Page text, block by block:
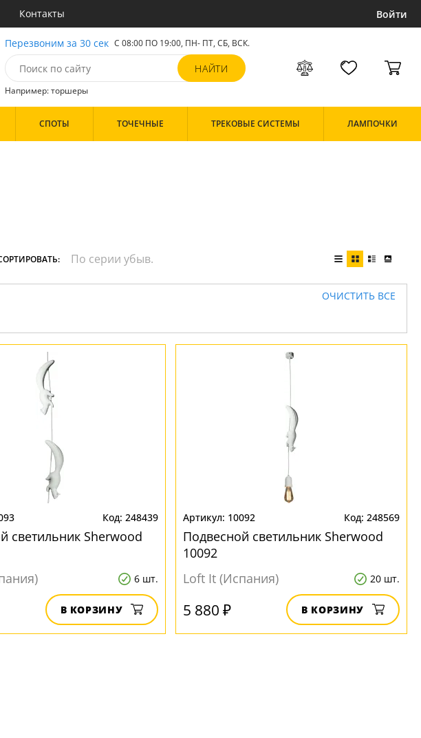
Контакты Войти
Перезвоним за 30 сек С 08:00 ПО 19:00, ПН- ПТ, СБ, ВСК.
Например: торшеры
СПОТЫ ТОЧЕЧНЫЕ ТРЕКОВЫЕ СИСТЕМЫ ЛАМПОЧКИ
ОЧИСТИТЬ ВСЕ
248439
светильник Sherwood
6 шт.
В КОРЗИНУ
10092 248569
Подвесной светильник Sherwood
10092
Loft It (Испания)
20 шт.
5 880 ₽ В КОРЗИНУ